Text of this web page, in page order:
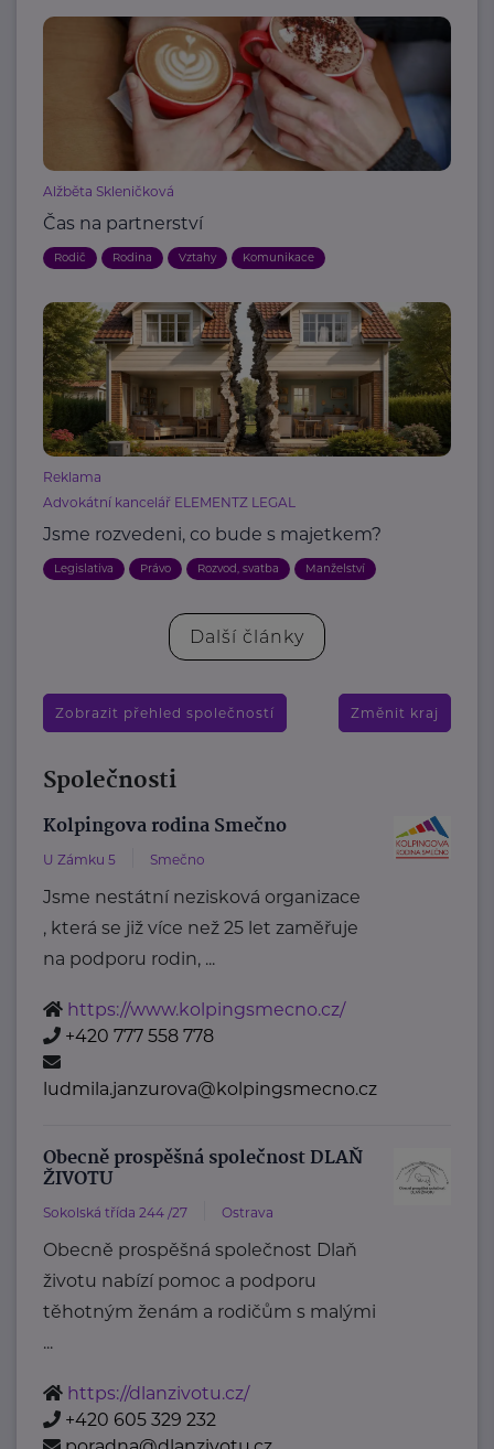
Alžběta Skleničková
Čas na partnerství
Rodič Rodina Vztahy Komunikace
Reklama
Advokátní kancelář ELEMENTZ LEGAL
Jsme rozvedeni, co bude s majetkem?
Legislativa Právo Rozvod, svatba Manželství
Další články
Zobrazit přehled společností Změnit kraj
Společnosti
Kolpingova rodina Smečno
U Zámku 5 Smečno
Jsme nestátní nezisková organizace
, která se již více než 25 let zaměřuje
na podporu rodin, ...
https://www.kolpingsmecno.cz/
+420 777 558 778
ludmila.janzurova@kolpingsmecno.cz
Obecně prospěšná společnost DLAŇ
ŽIVOTU
Sokolská třída 244 /27 Ostrava
Obecně prospěšná společnost Dlaň
životu nabízí pomoc a podporu
těhotným ženám a rodičům s malými
...
https://dlanzivotu.cz/
+420 605 329 232